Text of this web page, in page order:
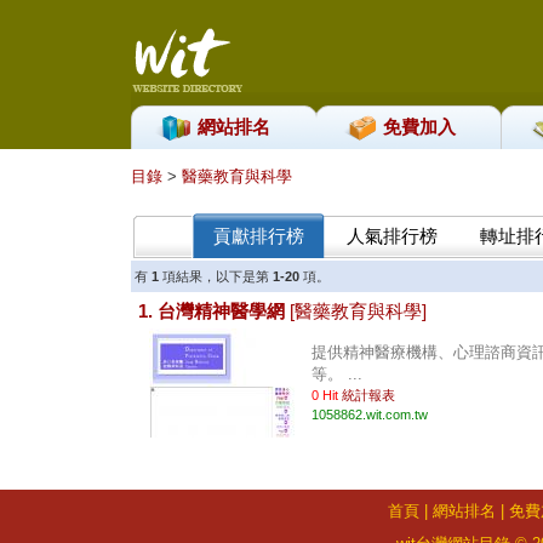
網站排名 免費加入
目錄 > 醫藥教育與科學
貢獻排行榜 人氣排行榜 轉址排
有 1 項結果，以下是第 1-20項。
1. 台灣精神醫學網 [醫藥教育與科學]
提供精神醫療機構、心理諮商資
等。 ...
0 Hit 統計報表
1058862.wit.com.tw
首頁| 網站排名
免